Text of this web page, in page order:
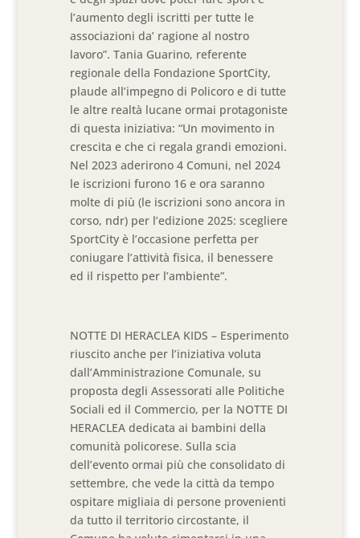
l’aumento degli iscritti per tutte le
associazioni da’ ragione al nostro
lavoro”. Tania Guarino, referente
regionale della Fondazione SportCity,
plaude all’impegno di Policoro e di tutte
le altre realtà lucane ormai protagoniste
di questa iniziativa: “Un movimento in
crescita e che ci regala grandi emozioni.
Nel 2023 aderirono 4 Comuni, nel 2024
le iscrizioni furono 16 e ora saranno
molte di più (le iscrizioni sono ancora in
corso, ndr) per l’edizione 2025: scegliere
SportCity è l’occasione perfetta per
coniugare l’attività fisica, il benessere
ed il rispetto per l’ambiente”.
NOTTE DI HERACLEA KIDS – Esperimento
riuscito anche per l’iniziativa voluta
dall’Amministrazione Comunale, su
proposta degli Assessorati alle Politiche
Sociali ed il Commercio, per la NOTTE DI
HERACLEA dedicata ai bambini della
comunità policorese. Sulla scia
dell’evento ormai più che consolidato di
settembre, che vede la città da tempo
ospitare migliaia di persone provenienti
da tutto il territorio circostante, il